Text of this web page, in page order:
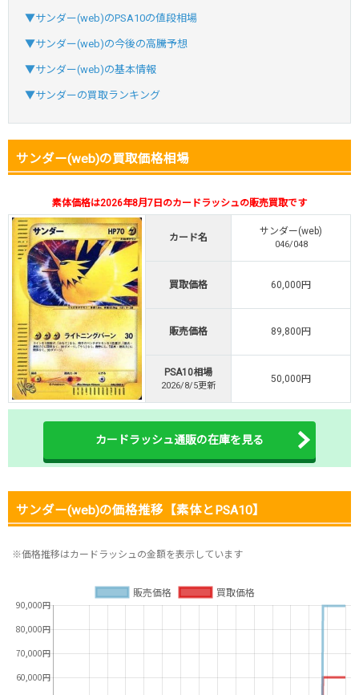
おりパンダ
オリパスタジアム
・新規登録で6種類アド確解禁
オリパスタジアム公式はこちら ＞
オリくじ
・初回購入は500coinが50円
・新規限定！8種類の激熱オリパ
オリくじ公式はこちら ＞
・リリース1周年イベント開催中！
・新規登録で最大90%OFF
初回登録で4種類アド確解放
TORAオリパ公式はこちら ＞
▼サンダー(web)のPSA10の値段相場
▼サンダー(web)の今後の高騰予想
▼サンダー(web)の基本情報
▼サンダーの買取ランキング
サンダー(web)の買取価格相場
素体価格は2026年8月7日のカードラッシュの販売買取です
カード名
サンダー(web)
046/048
買取価格 60,000円
販売価格 89,800円
PSA10相場
2026/8/5更新
50,000円
カードラッシュ通販の在庫を見る
サンダー(web)の価格推移【素体とPSA10】
※価格推移はカードラッシュの金額を表示しています